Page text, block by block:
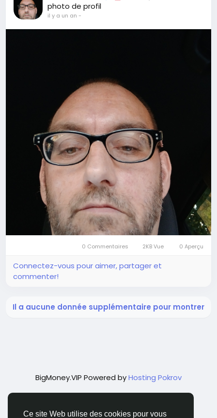
Ce site Web utilise des cookies pour vous
photo de profil
il y a un an -
0 Commentaires 2KB Vue 0 Aperçu
Connectez-vous pour aimer, partager et
commenter!
Il a aucune donnée supplémentaire pour montrer
BigMoney.VIP Powered byHosting Pokrov